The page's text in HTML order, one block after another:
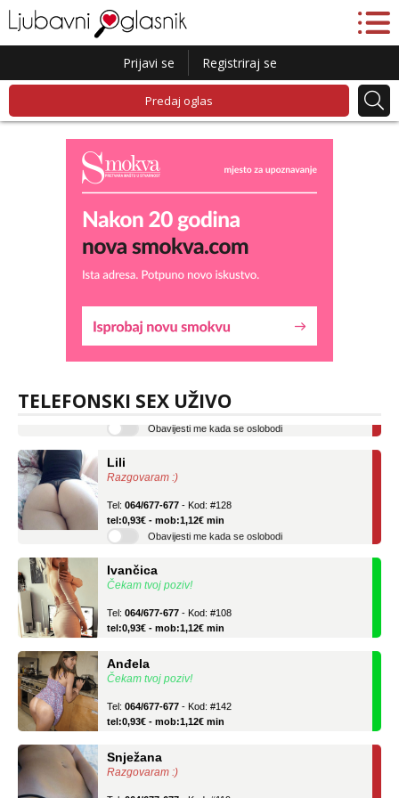
Prijavi se Registriraj se
Predaj oglas
TELEFONSKI SEX UŽIVO
Snježana
tel:0,93€ - mob:1,12€ min
Razgovaram :)
tel:0,93€ - mob:1,12€ min
Obavijesti me kada se oslobodi
Čekam tvoj poziv!
tel:0,93€ - mob:1,12€ min
Čekam tvoj poziv!
tel:0,93€ - mob:1,12€ min
Razgovaram :)